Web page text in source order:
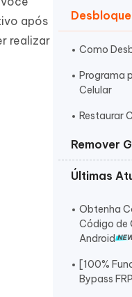
Como
Programa
Celular
Restaurar
Remover
FRP
Utility FRP
Programa
Últimas
Obtenha
Código de
Android
[100%
Bypass
após
realizar